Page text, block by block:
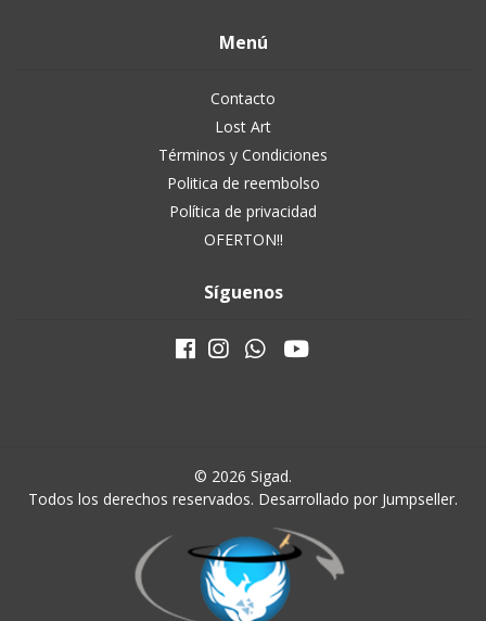
Menú
Contacto
Lost Art
Términos y Condiciones
Politica de reembolso
Política de privacidad
OFERTON!!
Síguenos
© 2026 Sigad.
Todos los derechos reservados. Desarrollado por Jumpseller.